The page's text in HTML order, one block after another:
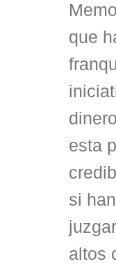
que
esta
si
altos